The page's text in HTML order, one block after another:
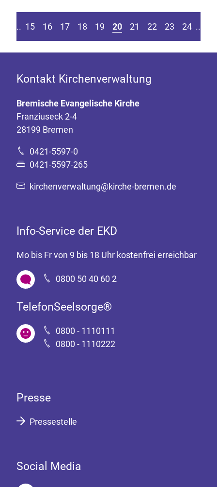
springen
vorherigen Seite
.... 15 16 17 18 19 20 21 22 23 24 ....
Kontakt Kirchenverwaltung
Bremische Evangelische Kirche
Franziuseck 2-4
28199 Bremen
0421-5597-0
0421-5597-265
kirchenverwaltung@kirche-bremen.de
Info-Service der EKD
Mo bis Fr von 9 bis 18 Uhr kostenfrei erreichbar
0800 50 40 60 2
TelefonSeelsorge®
0800 - 1110111
0800 - 1110222
Presse
Pressestelle
Social Media